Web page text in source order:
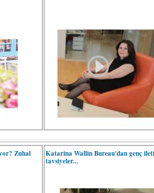
Zuhal
Katarina Wallin Bureau'dan genç
tavsiyeler...